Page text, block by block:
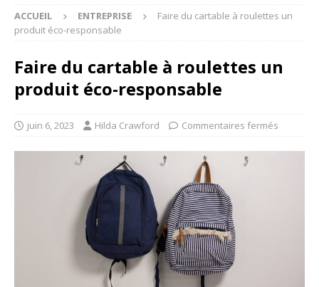
ACCUEIL ENTREPRISE
Faire du cartable à roulettes un
produit éco-responsable
Faire du cartable à roulettes un
produit éco-responsable
juin 6, 2023 Hilda Crawford Commentaires fermés